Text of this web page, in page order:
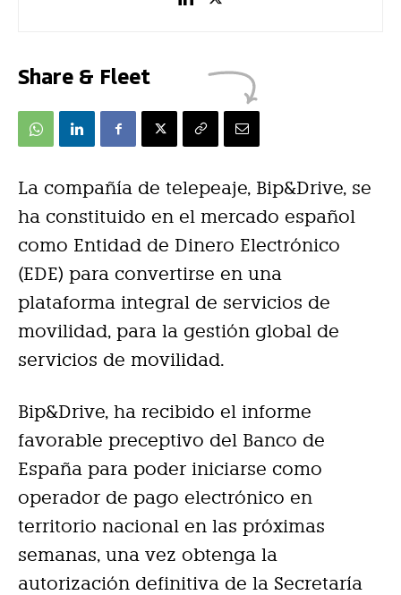
Share & Fleet
La compañía de telepeaje, Bip&Drive, se
ha constituido en el mercado español
como Entidad de Dinero Electrónico
(EDE) para convertirse en una
plataforma integral de servicios de
movilidad, para la gestión global de
servicios de movilidad.
Bip&Drive, ha recibido el informe
favorable preceptivo del Banco de
España para poder iniciarse como
operador de pago electrónico en
territorio nacional en las próximas
semanas, una vez obtenga la
autorización definitiva de la Secretaría